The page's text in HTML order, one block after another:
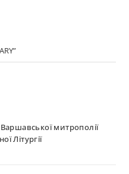
митрополії
Літургії